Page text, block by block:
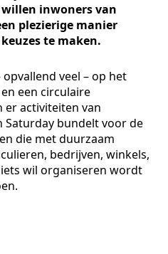
inwoners van
plezierige manier
te maken.
veel – op het
een circulaire
er activiteiten van
Saturday bundelt voor de
die met duurzaam
bedrijven, winkels,
wil organiseren wordt